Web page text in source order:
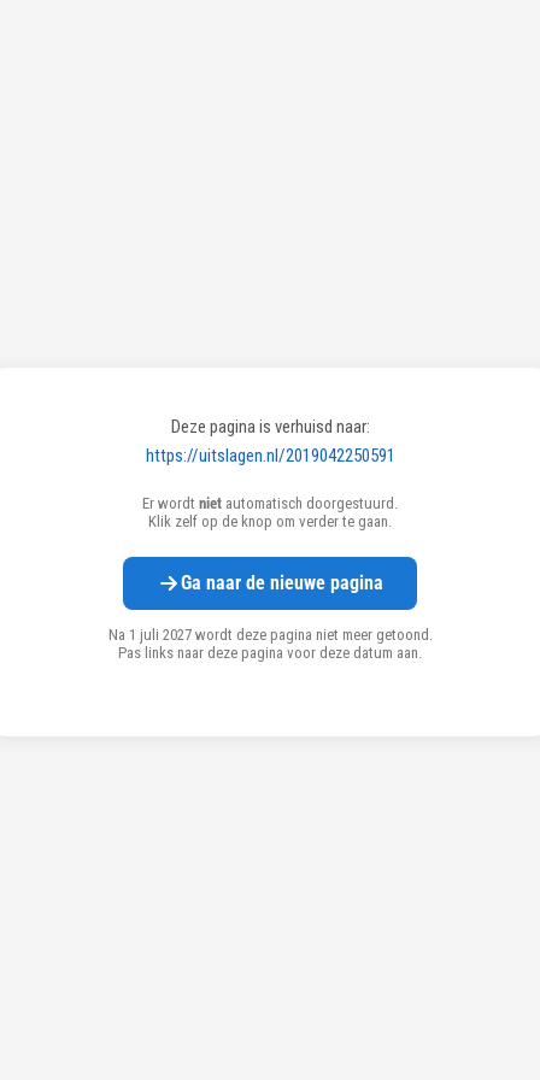
Deze pagina is verhuisd naar:
https://uitslagen.nl/2019042250591
Er wordt niet automatisch doorgestuurd.
Klik zelf op de knop om verder te gaan.
Ga naar de nieuwe pagina
Na 1 juli 2027 wordt deze pagina niet meer getoond.
Pas links naar deze pagina voor deze datum aan.